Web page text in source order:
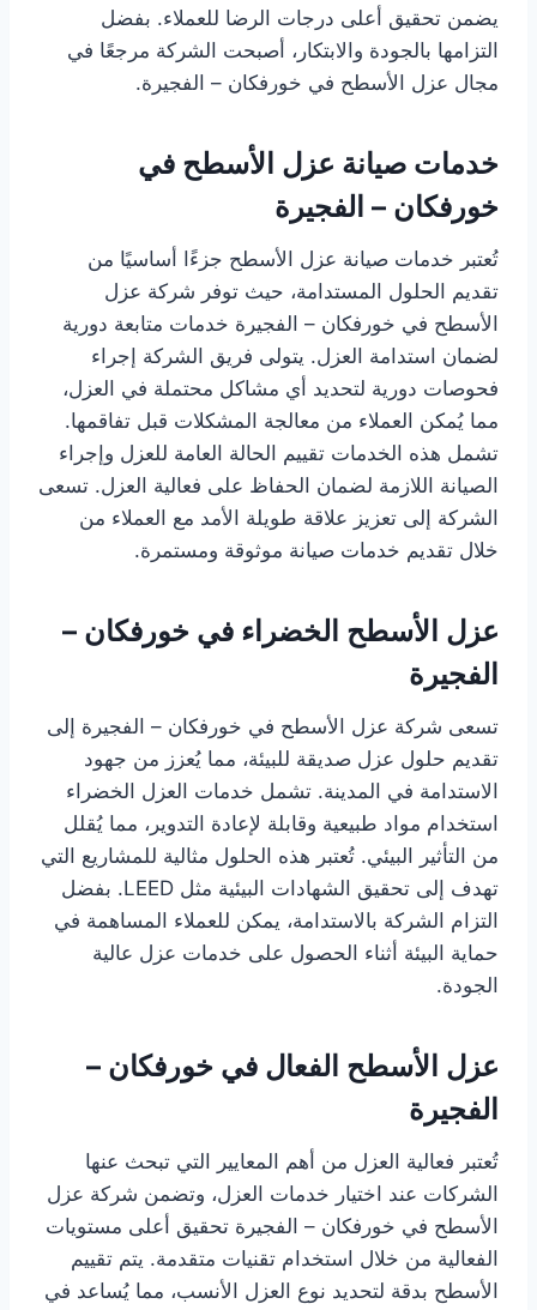
يضمن تحقيق أعلى درجات الرضا للعملاء. بفضل
التزامها بالجودة والابتكار، أصبحت الشركة مرجعًا في
مجال عزل الأسطح في خورفكان – الفجيرة.
خدمات صيانة عزل الأسطح في
خورفكان – الفجيرة
تُعتبر خدمات صيانة عزل الأسطح جزءًا أساسيًا من
تقديم الحلول المستدامة، حيث توفر شركة عزل
الأسطح في خورفكان – الفجيرة خدمات متابعة دورية
لضمان استدامة العزل. يتولى فريق الشركة إجراء
فحوصات دورية لتحديد أي مشاكل محتملة في العزل،
مما يُمكن العملاء من معالجة المشكلات قبل تفاقمها.
تشمل هذه الخدمات تقييم الحالة العامة للعزل وإجراء
الصيانة اللازمة لضمان الحفاظ على فعالية العزل. تسعى
الشركة إلى تعزيز علاقة طويلة الأمد مع العملاء من
خلال تقديم خدمات صيانة موثوقة ومستمرة.
عزل الأسطح الخضراء في خورفكان –
الفجيرة
تسعى شركة عزل الأسطح في خورفكان – الفجيرة إلى
تقديم حلول عزل صديقة للبيئة، مما يُعزز من جهود
الاستدامة في المدينة. تشمل خدمات العزل الخضراء
استخدام مواد طبيعية وقابلة لإعادة التدوير، مما يُقلل
من التأثير البيئي. تُعتبر هذه الحلول مثالية للمشاريع التي
تهدف إلى تحقيق الشهادات البيئية مثل LEED. بفضل
التزام الشركة بالاستدامة، يمكن للعملاء المساهمة في
حماية البيئة أثناء الحصول على خدمات عزل عالية
الجودة.
عزل الأسطح الفعال في خورفكان –
الفجيرة
تُعتبر فعالية العزل من أهم المعايير التي تبحث عنها
الشركات عند اختيار خدمات العزل، وتضمن شركة عزل
الأسطح في خورفكان – الفجيرة تحقيق أعلى مستويات
الفعالية من خلال استخدام تقنيات متقدمة. يتم تقييم
الأسطح بدقة لتحديد نوع العزل الأنسب، مما يُساعد في